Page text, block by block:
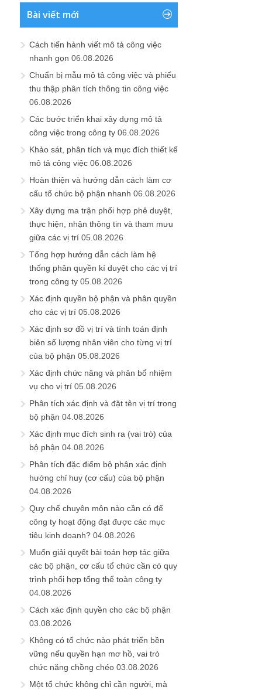
Bài viết mới
Cách tiến hành viết mô tả công việc
nhanh gọn 06.08.2026
Chuẩn bị mẫu mô tả công việc và phiếu
thu thập phân tích thông tin công việc
06.08.2026
Các bước triển khai xây dựng mô tả
công việc trong công ty 06.08.2026
Khảo sát, phân tích và mục đích thiết kế
mô tả công việc 06.08.2026
Hoàn thiện và hướng dẫn cách làm cơ
cấu tổ chức bộ phận nhanh 06.08.2026
Xây dựng ma trận phối hợp phê duyệt,
thực hiện, nhận thông tin và tham mưu
giữa các vị trí 05.08.2026
Tổng hợp hướng dẫn cách làm hệ
thống phân quyền kí duyệt cho các vị trí
trong công ty 05.08.2026
Xác định quyền bộ phận và phân quyền
cho các vị trí 05.08.2026
Xác định sơ đồ vị trí và tính toán định
biên số lượng nhân viên cho từng vị trí
của bộ phận 05.08.2026
Xác định chức năng và phân bổ nhiệm
vụ cho vị trí 05.08.2026
Phân tích xác định và đặt tên vị trí trong
bộ phận 04.08.2026
Xác định mục đích sinh ra (vai trò) của
bộ phận 04.08.2026
Phân tích đặc điểm bộ phận xác định
hướng chỉ huy (cơ cấu) của bộ phận
04.08.2026
Quy chế chuyên môn nào cần có để
công ty hoạt động đạt được các mục
tiêu kinh doanh? 04.08.2026
Muốn giải quyết bài toán hợp tác giữa
các bộ phận, cơ cấu tổ chức cần có quy
trình phối hợp tổng thể toàn công ty
04.08.2026
Cách xác định quyền cho các bộ phận
03.08.2026
Không có tổ chức nào phát triển bền
vững nếu quyền hạn mơ hồ, vai trò
chức năng chồng chéo 03.08.2026
Một tổ chức không chỉ cần người, mà